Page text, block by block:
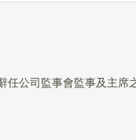
任公司監事會監事及主